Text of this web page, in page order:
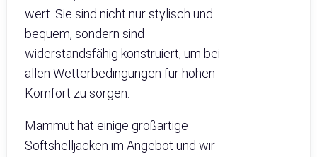
wert. Sie sind nicht nur stylisch und
bequem, sondern sind
widerstandsfähig konstruiert, um bei
allen Wetterbedingungen für hohen
Komfort zu sorgen.
Mammut hat einige großartige
Softshelljacken im Angebot und wir